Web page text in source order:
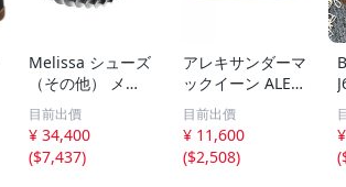
Melissa シューズ
（その他） メン
ズ メリッサ 中
古 古着
目前出價
¥ 34,400
($7,437)
アレキサンダーマ
ックイーン ALEX
ANDER McQUEE
N 682490 サンダ
ル
目前出價
¥ 11,600
($2,508)
(